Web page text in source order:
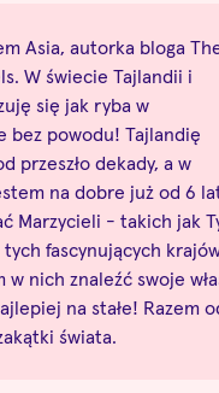
Asia, autorka bloga
W świecie Tajlandii i
się jak ryba w
bez powodu! Tajlandię
przeszło dekady, a w
na dobre już od 6
Marzycieli - takich jak
fascynujących
w nich znaleźć swoje
na stałe! Razem
świata.